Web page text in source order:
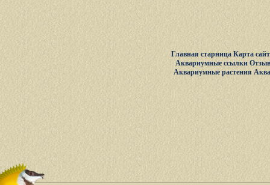
Главная старница Карта
Аквариумные ссылки
Аквариумные растения